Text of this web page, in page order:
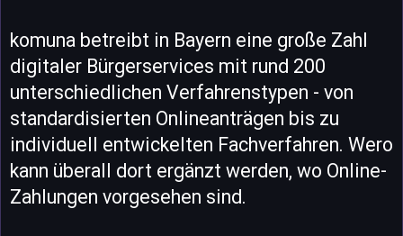
komuna betreibt in Bayern eine große Zahl
digitaler Bürgerservices mit rund 200
unterschiedlichen Verfahrenstypen - von
standardisierten Onlineanträgen bis zu
individuell entwickelten Fachverfahren. Wero
kann überall dort ergänzt werden, wo Online-
Zahlungen vorgesehen sind.